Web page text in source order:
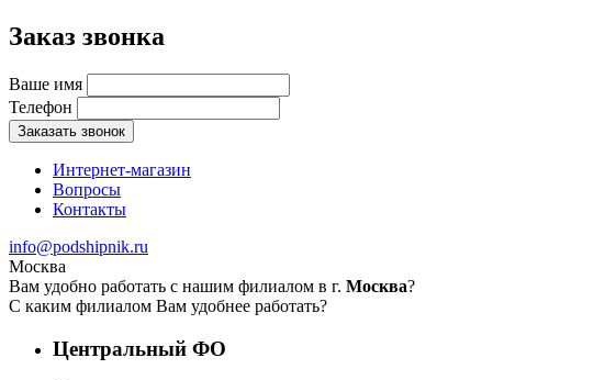
Заказ звонка
Ваше имя
Телефон
Заказать звонок
Интернет-магазин
Вопросы
Контакты
info@podshipnik.ru
Москва
Вам удобно работать с нашим филиалом в г. Москва?
С каким филиалом Вам удобнее работать?
Центральный ФО